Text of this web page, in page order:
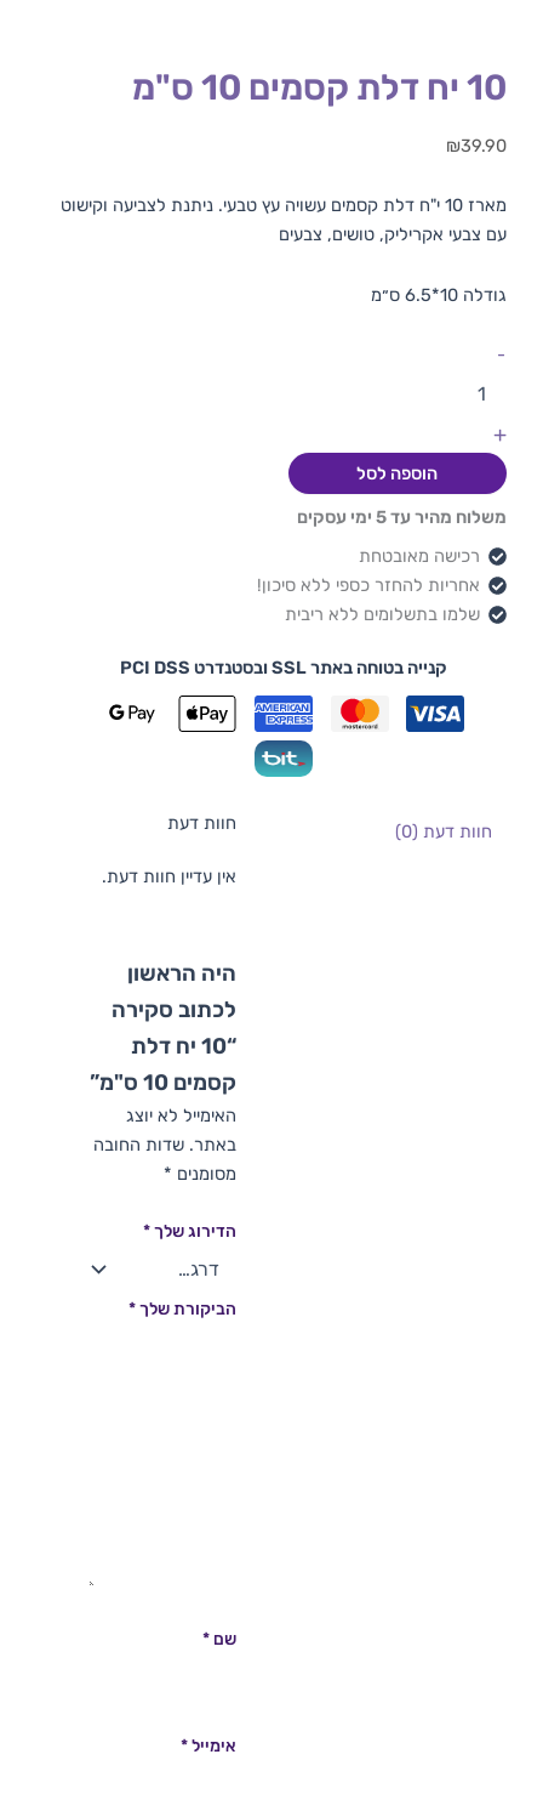
10 יח דלת קסמים 10 ס"מ
₪39.90
מארז 10 י"ח דלת קסמים עשויה עץ טבעי. ניתנת לצביעה וקישוט
עם צבעי אקריליק, טושים, צבעים
גודלה 10*6.5 ס״מ
-
+
הוספה לסל
משלוח מהיר עד 5 ימי עסקים
רכישה מאובטחת
אחריות להחזר כספי ללא סיכון!
שלמו בתשלומים ללא ריבית
קנייה בטוחה באתר SSL ובסטנדרט PCI DSS
חוות דעת (0) חוות דעת
אין עדיין חוות דעת.
היה הראשון
לכתוב סקירה
“10 יח דלת
קסמים 10 ס"מ”
האימייל לא יוצג
באתר. שדות החובה
מסומנים *
הדירוג שלך*
הביקורת שלך*
שם *
אימייל*